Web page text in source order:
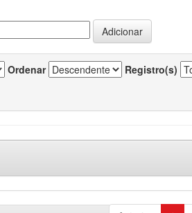
Ordenar Registro(s)